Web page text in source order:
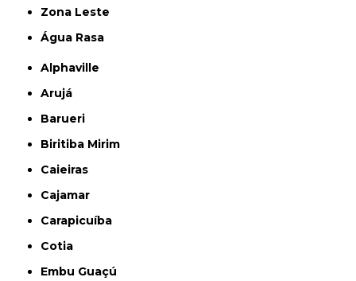
Zona Leste
Água Rasa
Alphaville
Arujá
Barueri
Biritiba Mirim
Caieiras
Cajamar
Carapicuíba
Cotia
Embu Guaçú